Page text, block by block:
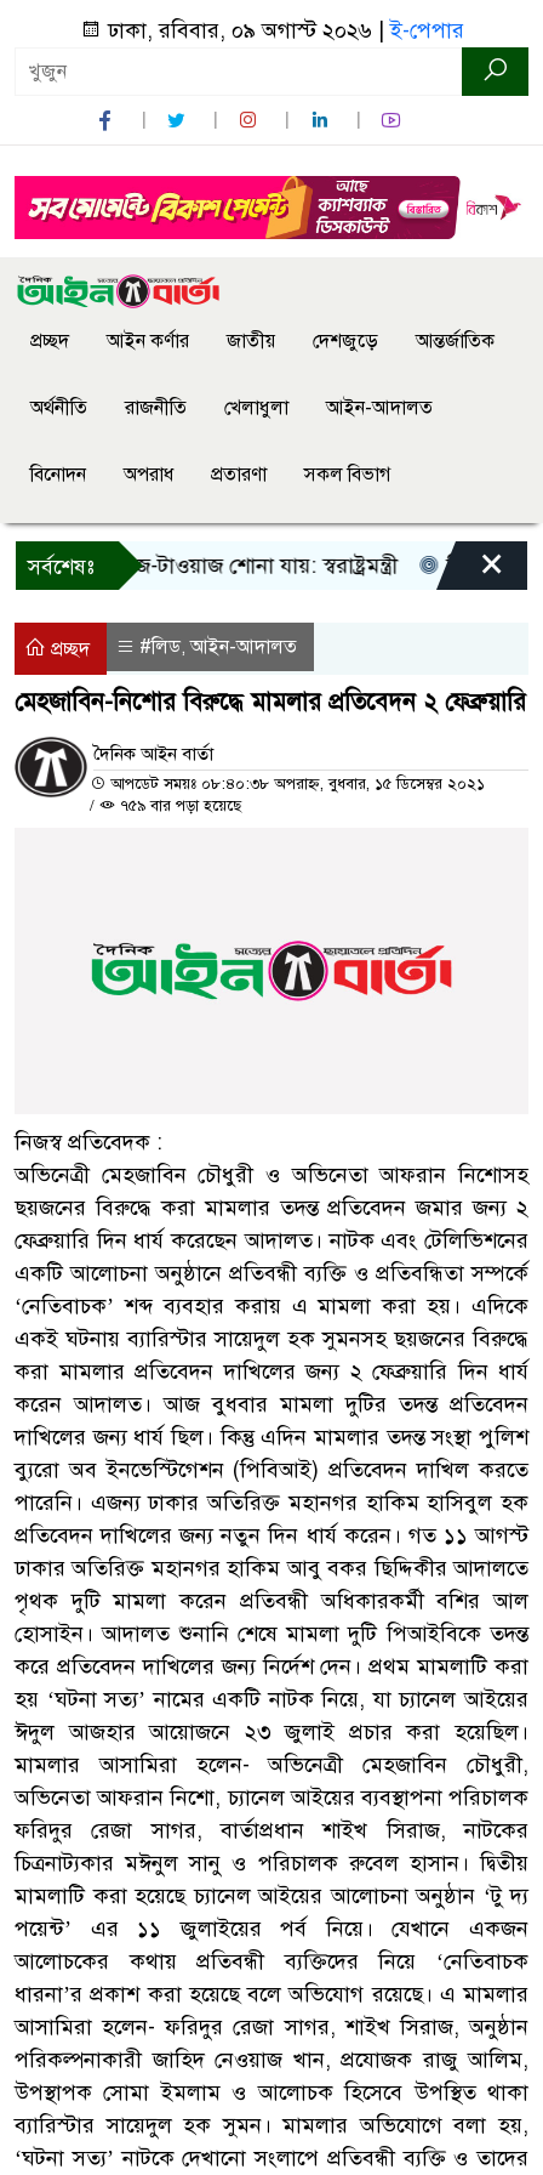
ঢাকা, রবিবার, ০৯ অগাস্ট ২০২৬ |ই-পেপার
প্রচ্ছদ আইন কর্ণার জাতীয় দেশজুড়ে আন্তর্জাতিক
অর্থনীতি রাজনীতি খেলাধুলা আইন-আদালত
বিনোদন অপরাধ প্রতারণা সকল বিভাগ
সর্বশেষঃ
শুধু আওয়াজ-টাওয়াজ শোনা যায়: স্বরাষ্ট্রমন্ত্রী তিন দিনের
×
প্রচ্ছদ #লিড,আইন-আদালত
মেহজাবিন-নিশোর বিরুদ্ধে মামলার প্রতিবেদন ২ ফেব্রুয়ারি
দৈনিক আইন বার্তা
আপডেট সময়ঃ ০৮:৪০:৩৮ অপরাহ্ন, বুধবার, ১৫ ডিসেম্বর ২০২১
/
৭৫৯ বার পড়া হয়েছে
নিজস্ব প্রতিবেদক :
অভিনেত্রী মেহজাবিন চৌধুরী ও অভিনেতা আফরান নিশোসহ
ছয়জনের বিরুদ্ধে করা মামলার তদন্ত প্রতিবেদন জমার জন্য ২
ফেব্রুয়ারি দিন ধার্য করেছেন আদালত। নাটক এবং টেলিভিশনের
একটি আলোচনা অনুষ্ঠানে প্রতিবন্ধী ব্যক্তি ও প্রতিবন্ধিতা সম্পর্কে
‘নেতিবাচক’ শব্দ ব্যবহার করায় এ মামলা করা হয়। এদিকে
একই ঘটনায় ব্যারিস্টার সায়েদুল হক সুমনসহ ছয়জনের বিরুদ্ধে
করা মামলার প্রতিবেদন দাখিলের জন্য ২ ফেব্রুয়ারি দিন ধার্য
করেন আদালত। আজ বুধবার মামলা দুটির তদন্ত প্রতিবেদন
দাখিলের জন্য ধার্য ছিল। কিন্তু এদিন মামলার তদন্ত সংস্থা পুলিশ
ব্যুরো অব ইনভেস্টিগেশন (পিবিআই) প্রতিবেদন দাখিল করতে
পারেনি। এজন্য ঢাকার অতিরিক্ত মহানগর হাকিম হাসিবুল হক
প্রতিবেদন দাখিলের জন্য নতুন দিন ধার্য করেন। গত ১১ আগস্ট
ঢাকার অতিরিক্ত মহানগর হাকিম আবু বকর ছিদ্দিকীর আদালতে
পৃথক দুটি মামলা করেন প্রতিবন্ধী অধিকারকর্মী বশির আল
হোসাইন। আদালত শুনানি শেষে মামলা দুটি পিআইবিকে তদন্ত
করে প্রতিবেদন দাখিলের জন্য নির্দেশ দেন। প্রথম মামলাটি করা
হয় ‘ঘটনা সত্য’ নামের একটি নাটক নিয়ে, যা চ্যানেল আইয়ের
ঈদুল আজহার আয়োজনে ২৩ জুলাই প্রচার করা হয়েছিল।
মামলার আসামিরা হলেন- অভিনেত্রী মেহজাবিন চৌধুরী,
অভিনেতা আফরান নিশো, চ্যানেল আইয়ের ব্যবস্থাপনা পরিচালক
ফরিদুর রেজা সাগর, বার্তাপ্রধান শাইখ সিরাজ, নাটকের
চিত্রনাট্যকার মঈনুল সানু ও পরিচালক রুবেল হাসান। দ্বিতীয়
মামলাটি করা হয়েছে চ্যানেল আইয়ের আলোচনা অনুষ্ঠান ‘টু দ্য
পয়েন্ট’ এর ১১ জুলাইয়ের পর্ব নিয়ে। যেখানে একজন
আলোচকের কথায় প্রতিবন্ধী ব্যক্তিদের নিয়ে ‘নেতিবাচক
ধারনা’র প্রকাশ করা হয়েছে বলে অভিযোগ রয়েছে। এ মামলার
আসামিরা হলেন- ফরিদুর রেজা সাগর, শাইখ সিরাজ, অনুষ্ঠান
পরিকল্পনাকারী জাহিদ নেওয়াজ খান, প্রযোজক রাজু আলিম,
উপস্থাপক সোমা ইমলাম ও আলোচক হিসেবে উপস্থিত থাকা
ব্যারিস্টার সায়েদুল হক সুমন। মামলার অভিযোগে বলা হয়,
‘ঘটনা সত্য’ নাটকে দেখানো সংলাপে প্রতিবন্ধী ব্যক্তি ও তাদের